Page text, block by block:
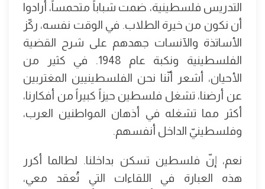
التدريس فلسطينية، ضمت شباباً متحمساً، أرادوا
أن نكون من خيرة الطلاب. في الوقت نفسه، ركّز
الأساتذة والآنسات جهدهم على شرح القضية
الفلسطينية ونكبة عام 1948. في كثير من
الأحيان، أشعر أنّنا نحن الفلسطينيين المغتربين
عن أرضنا، تشغل فلسطين حيزاً كبيراً من أفكارنا،
أكثر مما تشغله في أذهان المواطنين العرب،
وفلسطينيّ الداخل أنفسهم.
نعم، إنّ فلسطين تسكن بداخلنا. لطالما أكرر
هذه العبارة في اللقاءات التي تُعقد معي،